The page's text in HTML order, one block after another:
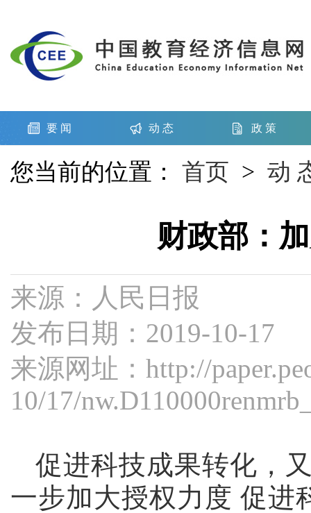
要 闻 动 态 政 策
您当前的位置： 首页 > 动
财政部：
来源：人民日报
发布日期：2019-10-17
来源网址： http://
10/17/
促进科技成果转化，
一步加大授权力度 促进